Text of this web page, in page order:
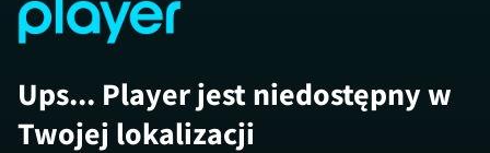
Ups... Player jest niedostępny w
Twojej lokalizacji